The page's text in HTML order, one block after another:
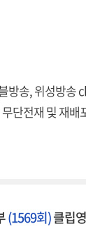
방송, 위성방송
단전재 및 재배
(1569회)클립